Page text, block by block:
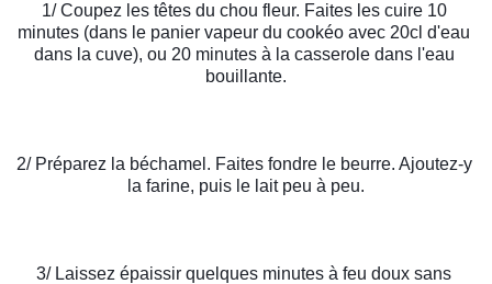
1/ Coupez les têtes du chou fleur. Faites les cuire 10
minutes (dans le panier vapeur du cookéo avec 20cl d'eau
dans la cuve), ou 20 minutes à la casserole dans l'eau
bouillante.
2/ Préparez la béchamel. Faites fondre le beurre. Ajoutez-y
la farine, puis le lait peu à peu.
3/ Laissez épaissir quelques minutes à feu doux sans